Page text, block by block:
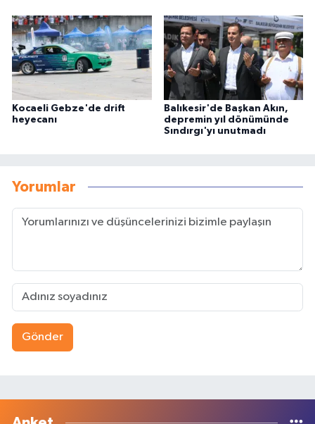
Kocaeli Gebze'de drift
heyecanı
Balıkesir'de Başkan Akın,
depremin yıl dönümünde
Sındırgı'yı unutmadı
Yorumlar
Gönder